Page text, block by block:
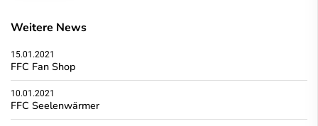
Weitere News
15.01.2021
FFC Fan Shop
10.01.2021
FFC Seelenwärmer